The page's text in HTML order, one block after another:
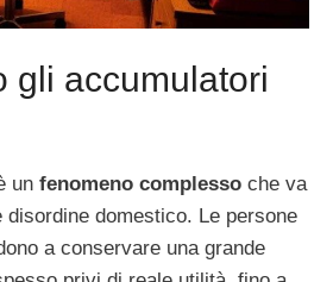
gli accumulatori
un fenomeno complesso che va
disordine domestico. Le persone
a conservare una grande